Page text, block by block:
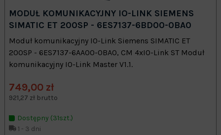
MODUŁ KOMUNIKACYJNY IO-LINK SIEMENS
SIMATIC ET 200SP - 6ES7137-6BD00-0BA0
Moduł komunikacyjny IO-Link Siemens SIMATIC ET
200SP - 6ES7137-6AA00-0BA0, CM 4xIO-Link ST Moduł
komunikacyjny IO-Link Master V1.1.
749,00 zł
921,27 zł brutto
Dostępny (31szt.)
1 - 3 dni